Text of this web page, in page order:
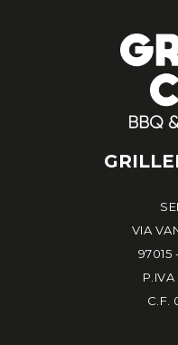
VIA
97015
C.F.